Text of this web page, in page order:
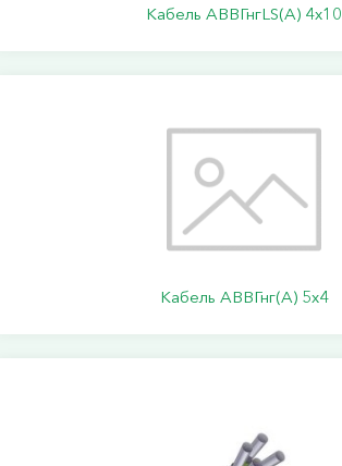
Кабель АВВГнгLS(А) 4х10
Кабель АВВГнг(А) 5х4